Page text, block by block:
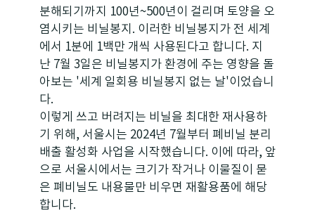
분해되기까지 100년~500년이 걸리며 토양을 오
염시키는 비닐봉지. 이러한 비닐봉지가 전 세계
에서 1분에 1백만 개씩 사용된다고 합니다. 지
난 7월 3일은 비닐봉지가 환경에 주는 영향을 돌
아보는 '세계 일회용 비닐봉지 없는 날'이었습니
다.
이렇게 쓰고 버려지는 비닐을 최대한 재사용하
기 위해, 서울시는 2024년 7월부터 폐비닐 분리
배출 활성화 사업을 시작했습니다. 이에 따라, 앞
으로 서울시에서는 크기가 작거나 이물질이 묻
은 폐비닐도 내용물만 비우면 재활용품에 해당
합니다.